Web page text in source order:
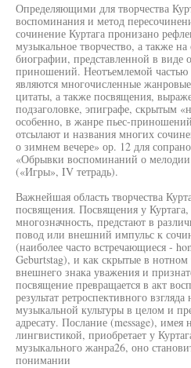
Определяющими для творчества
воспоминания и метод
сочинение Куртага пронизано
музыкальное творчество, а также
биографии, представленной в виде
приношений. Неотъемлемой частью
являются многочисленные
цитаты, а также посвящения,
подзаголовке, эпиграфе, скрытым
особенно, в жанре пьес-
отсылают и названия многих
о зимнем вечере» ор. 12 для
«Обрывки воспоминаний о
(«Игры», IV тетрадь).
Важнейшая область творчества
посвящения. Посвящения у
многозначность, предстают в
повод или внешний импульс к
(наиболее часто встречающиеся -
Geburtstag), и как скрытые в
внешнего знака уважения и
посвящение превращается в акт
результат ретроспективного
музыкальной культуры в целом и
адресату. Послание (message), имея
лингвистикой, приобретает у
музыкального жанра26, оно
понимании